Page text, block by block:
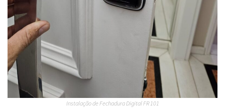
Instalação de Fechadura Digital FR 101